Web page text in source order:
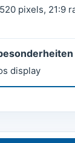
pixels, 21:9
display